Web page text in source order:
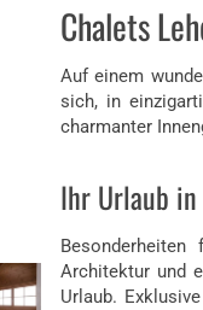
0.3 km
Chalets
Auf einem
sich, in
charmanter
Ihr Urlaub
Architektur und
Urlaub.